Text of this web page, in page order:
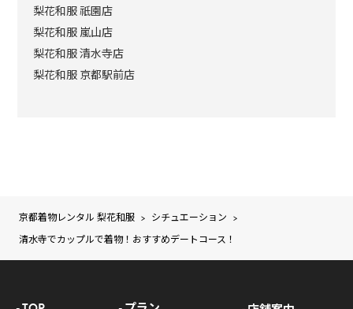
梨花和服 祇園店
梨花和服 嵐山店
梨花和服 清水寺店
梨花和服 京都駅前店
京都着物レンタル 梨花和服 > シチュエーション >
清水寺でカップルで着物！おすすめデートコース！